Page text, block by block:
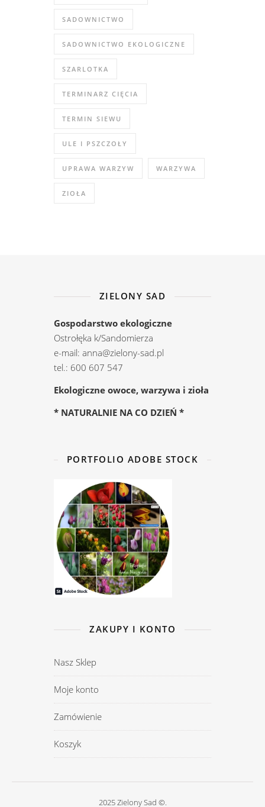
SADOWNICTWO
SADOWNICTWO EKOLOGICZNE
SZARLOTKA
TERMINARZ CIĘCIA
TERMIN SIEWU
ULE I PSZCZOŁY
UPRAWA WARZYW WARZYWA
ZIOŁA
ZIELONY SAD
Gospodarstwo ekologiczne
Ostrołęka k/Sandomierza
e-mail: anna@zielony-sad.pl
tel.: 600 607 547
Ekologiczne owoce, warzywa i zioła
* NATURALNIE NA CO DZIEŃ *
PORTFOLIO ADOBE STOCK
ZAKUPY I KONTO
Nasz Sklep
Moje konto
Zamówienie
Koszyk
2025 Zielony Sad ©.